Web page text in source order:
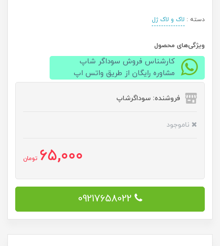
دسته : لاک و لاک ژل
ویژگی‌های محصول
کارشناس فروش سوداگر شاپ
مشاوره رایگان از طریق واتس اپ
فروشنده: سوداگرشاپ
ناموجود
65,000 تومان
09217658022